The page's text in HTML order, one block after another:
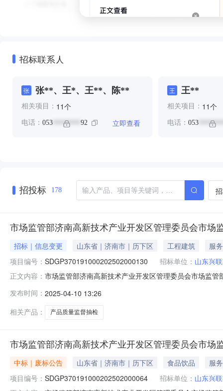
招标联系人
张 张**、王*、王**、陈**
相关项目： 11个
电话： 053 ******** 92 立即查看
王 王**
相关项目： 11个
电话： 053
招投标 178
市场监管部济南高新技术产业开发区管理委员会市场
招标｜信息变更 山东省｜济南市｜历下区 工程建筑
服务
项目编号： SDGP370191000202502000130 招标单位： 山东兴
正文内容： 市场监管部济南高新技术产业开发区管理委员会市场监
期:2025/4/915:22:00四、投标（响应）截止日期:变更后
发布时间： 2025-04-10 13:26
相关产品：
产品质量监督抽检
市场监管部济南高新技术产业开发区管理委员会市
中标｜废标公告 山东省｜济南市｜历下区 食品饮品
服务
项目编号： SDGP370191000202502000064 招标单位： 山东兴